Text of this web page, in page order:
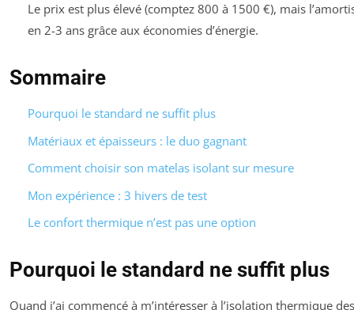
Le prix est plus élevé (comptez 800 à 1500 €), mais
en 2-3 ans grâce aux économies d’énergie.
Sommaire
Pourquoi le standard ne suffit plus
Matériaux et épaisseurs : le duo gagnant
Comment choisir son matelas isolant sur mesure
Mon expérience : 3 hivers de test
Le confort thermique n’est pas une option
Pourquoi le standard ne suffit plus
Quand j’ai commencé à m’intéresser à l’isolation thermique